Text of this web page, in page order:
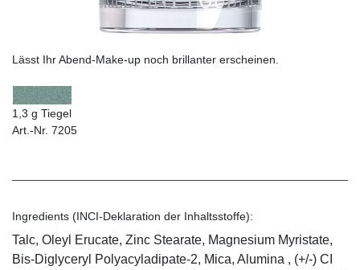
Lässt Ihr Abend-Make-up noch brillanter erscheinen.
1,3 g Tiegel
Art.-Nr. 7205
Ingredients (INCI-Deklaration der Inhaltsstoffe):
Talc, Oleyl Erucate, Zinc Stearate, Magnesium Myristate,
Bis-Diglyceryl Polyacyladipate-2, Mica, Alumina , (+/-) CI